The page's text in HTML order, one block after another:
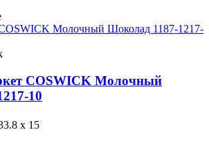
Молочный Шоколад 1187-1217-
COSWICK Молочный
10
x 15